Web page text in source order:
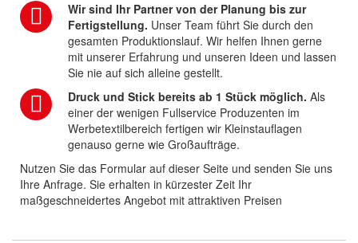
Wir sind Ihr Partner von der Planung bis zur
Fertigstellung. Unser Team führt Sie durch den
gesamten Produktionslauf. Wir helfen Ihnen gerne
mit unserer Erfahrung und unseren Ideen und lassen
Sie nie auf sich alleine gestellt.
Druck und Stick bereits ab 1 Stück möglich. Als
einer der wenigen Fullservice Produzenten im
Werbetextilbereich fertigen wir Kleinstauflagen
genauso gerne wie Großaufträge.
Nutzen Sie das Formular auf dieser Seite und senden Sie uns
Ihre Anfrage. Sie erhalten in kürzester Zeit Ihr
maßgeschneidertes Angebot mit attraktiven Preisen